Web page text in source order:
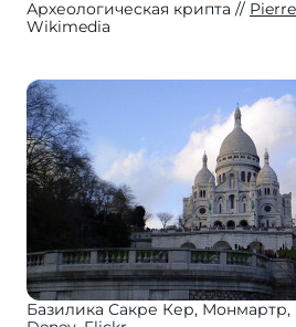
Археологическая крипта
Wikimedia
Базилика Сакре Кер,